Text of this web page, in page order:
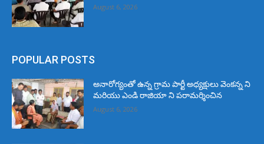
August 6, 2026
POPULAR POSTS
అనారోగ్యంతో ఉన్న గ్రామ పార్టీ అధ్యక్షులు వెంకన్న ని
మరియు ఎండి రాజియా ని పరామర్శించిన
August 6, 2026